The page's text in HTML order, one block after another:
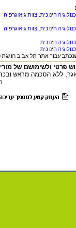
חינוכית. צוות גיאוגרפיה
חינוכית. צוות גיאוגרפיה
חינוכית
חינוכית
פרטי ולשימושם של
ללא הסכמה מראש